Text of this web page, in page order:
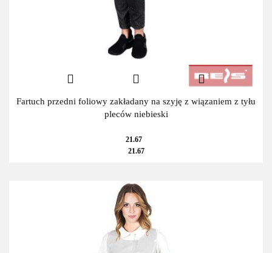
Fartuch przedni foliowy zakładany na szyję z wiązaniem z tyłu
pleców niebieski
21.67
21.67